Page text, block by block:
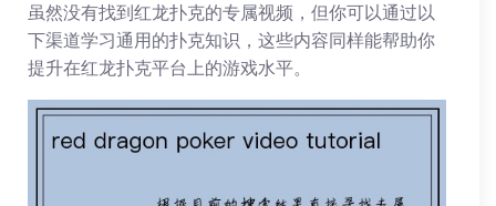
虽然没有找到红龙扑克的专属视频，但你可以通过以
下渠道学习通用的扑克知识，这些内容同样能帮助你
提升在红龙扑克平台上的游戏水平。